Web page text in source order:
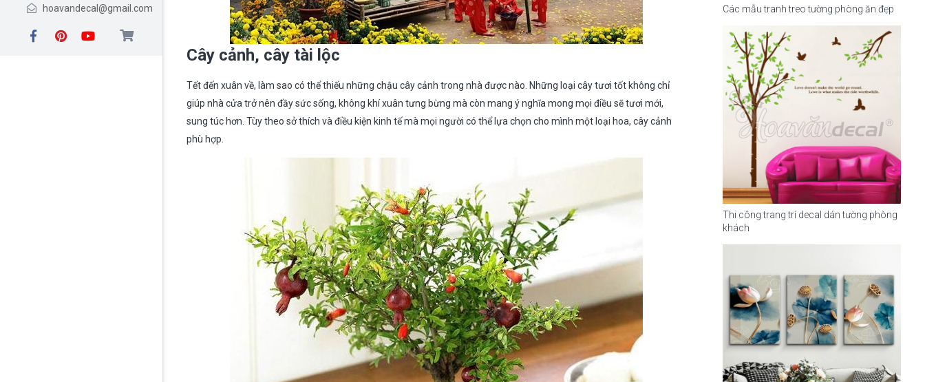
hoavandecal@gmail.com
Cây cảnh, cây tài lộc
Tết đến xuân về, làm sao có thể thiếu những chậu cây cảnh trong nhà được nào. Những loại cây tươi tốt không chỉ
giúp nhà cửa trở nên đầy sức sống, không khí xuân tưng bừng mà còn mang ý nghĩa mong mọi điều sẽ tươi mới,
sung túc hơn. Tùy theo sở thích và điều kiện kinh tế mà mọi người có thể lựa chọn cho mình một loại hoa, cây cảnh
phù hợp.
Các mẫu tranh treo tường phòng ăn đẹp
Thi công trang trí decal dán tường phòng
khách